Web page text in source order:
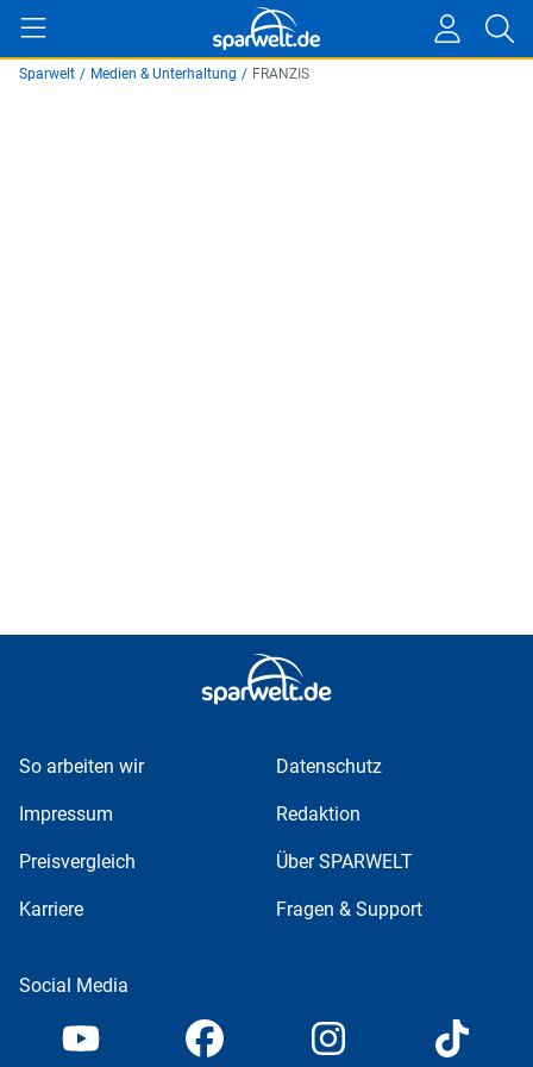
Sparwelt / Medien & Unterhaltung / FRANZIS
So arbeiten wir Datenschutz
Impressum Redaktion
Preisvergleich Über SPARWELT
Karriere Fragen & Support
Social Media